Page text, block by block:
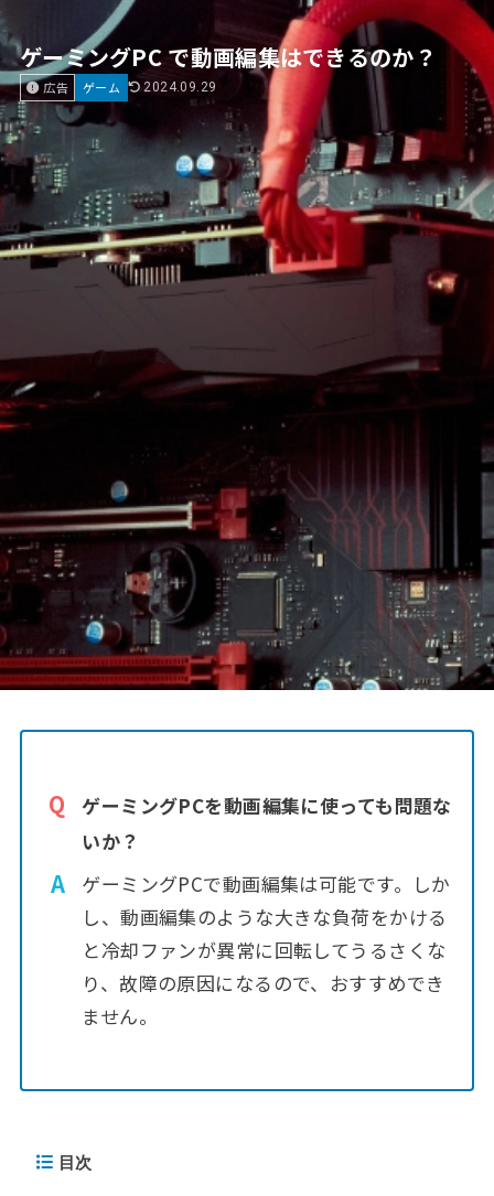
ゲーミングPC で動画編集はできるのか？
広告 ゲーム 2024.09.29
ゲーミングPCを動画編集に使っても問題な
いか？
ゲーミングPCで動画編集は可能です。しか
し、動画編集のような大きな負荷をかける
と冷却ファンが異常に回転してうるさくな
り、故障の原因になるので、おすすめでき
ません。
目次